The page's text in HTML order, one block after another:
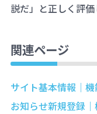
説だ」と正しく評価
関連ページ
サイト基本情報｜
お知らせ新規登録